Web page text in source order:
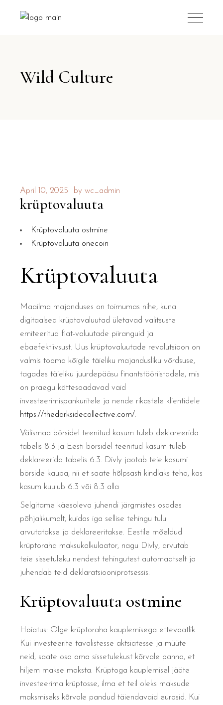
Wild Culture
April 10, 2025 by wc_admin
krüptovaluuta
Krüptovaluuta ostmine
Krüptovaluuta onecoin
Krüptovaluuta
Maailma majanduses on toimumas nihe, kuna
digitaalsed krüptovaluutad ületavad valitsuste
emiteeritud fiat-valuutade piiranguid ja
ebaefektiivsust. Uus krüptovaluutade revolutsioon on
valmis tooma kõigile täieliku majandusliku võrdsuse,
tagades täieliku juurdepääsu finantstööriistadele, mis
on praegu kättesaadavad vaid
investeerimispankuritele ja nende rikastele klientidele
https://thedarksidecollective.com/.
Välismaa börsidel teenitud kasum tuleb deklareerida
tabelis 8.3 ja Eesti börsidel teenitud kasum tuleb
deklareerida tabelis 6.3. Divly jaotab teie kasumi
börside kaupa, nii et saate hõlpsasti kindlaks teha, kas
kasum kuulub 6.3 või 8.3 alla
Selgitame käesoleva juhendi järgmistes osades
põhjalikumalt, kuidas iga sellise tehingu tulu
arvutatakse ja deklareeritakse. Eestile mõeldud
krüptoraha maksukalkulaator, nagu Divly, arvutab
teie sissetuleku nendest tehingutest automaatselt ja
juhendab teid deklaratsiooniprotsessis.
Krüptovaluuta ostmine
Hoiatus: Olge krüptoraha kauplemisega ettevaatlik.
Kui investeerite tavalistesse aktsiatesse ja müüte
neid, saate osa oma sissetulekust kõrvale panna, et
hiljem makse maksta. Krüptoga kauplemisel jääte
investeerima krüptosse, ilma et teil oleks maksude
maksmiseks kõrvale pandud täiendavaid eurosid. Kui